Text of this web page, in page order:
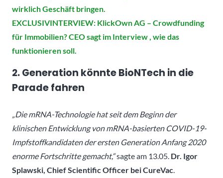
wirklich Geschäft bringen.
EXCLUSIVINTERVIEW: KlickOwn AG – Crowdfunding
für Immobilien? CEO sagt im Interview , wie das
funktionieren soll.
2. Generation könnte BioNTech in die
Parade fahren
„Die mRNA-Technologie hat seit dem Beginn der
klinischen Entwicklung von mRNA-basierten COVID-19-
Impfstoffkandidaten der ersten Generation Anfang 2020
enorme Fortschritte gemacht,“sagte am 13.05. Dr. Igor
Splawski, Chief Scientific Officer bei CureVac.